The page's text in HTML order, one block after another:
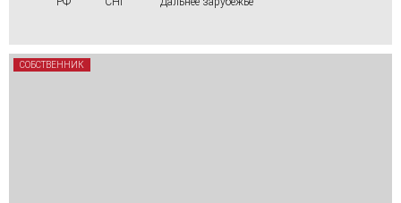
СОБСТВЕННИК